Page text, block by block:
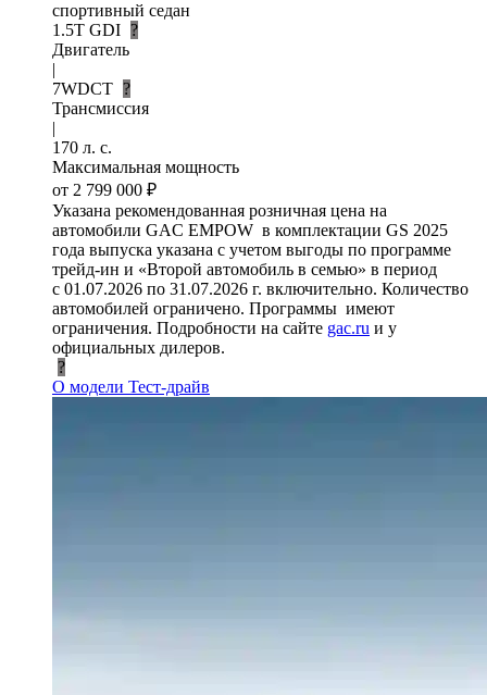
спортивный седан
1.5T GDI ?
Двигатель
|
7WDCT ?
Трансмиссия
|
170 л. с.
Максимальная мощность
от 2 799 000 ₽
Указана рекомендованная розничная цена на
автомобили GAC EMPOW в комплектации GS 2025
года выпуска указана с учетом выгоды по программе
трейд-ин и «Второй автомобиль в семью» в период
с 01.07.2026 по 31.07.2026 г. включительно. Количество
автомобилей ограничено. Программы имеют
ограничения. Подробности на сайте gac.ru и у
официальных дилеров.
?
О модели Тест-драйв